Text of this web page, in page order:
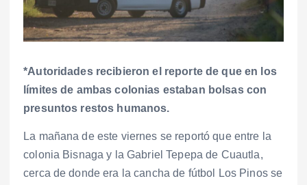
*Autoridades recibieron el reporte de que en los
límites de ambas colonias estaban bolsas con
presuntos restos humanos.
La mañana de este viernes se reportó que entre la
colonia Bisnaga y la Gabriel Tepepa de Cuautla,
cerca de donde era la cancha de fútbol Los Pinos se